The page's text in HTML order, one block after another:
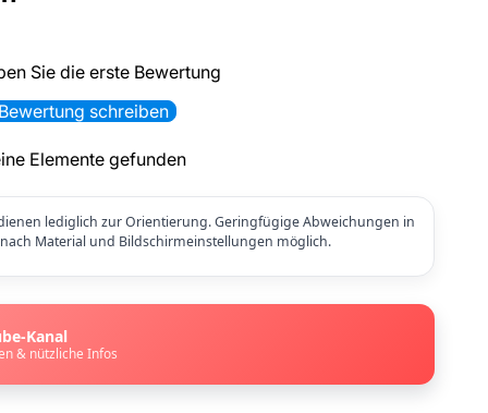
Sie die erste Bewertung
Bewertung schreiben
Elemente gefunden
lediglich zur Orientierung. Geringfügige Abweichungen in
Material und Bildschirmeinstellungen möglich.
Kanal
& nützliche Infos